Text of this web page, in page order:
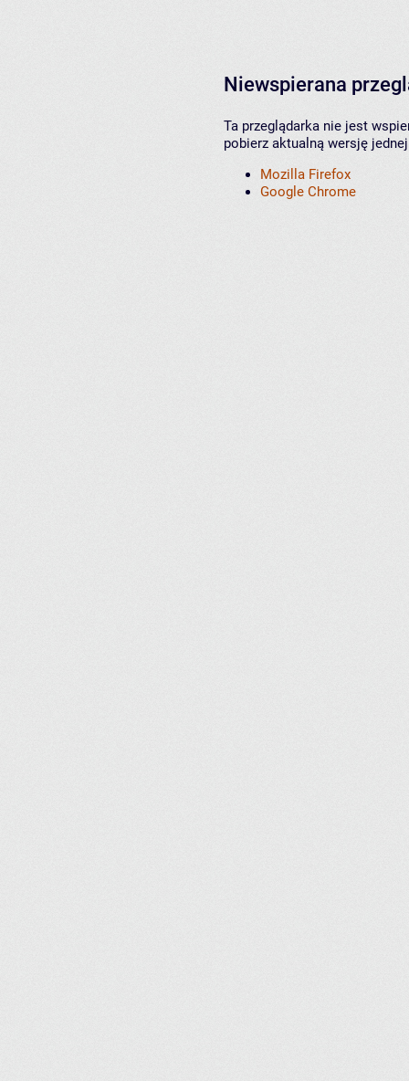
Niewspierana
Ta przeglądarka nie jest
pobierz aktualną wersję
Mozilla Firefox
Google Chrome